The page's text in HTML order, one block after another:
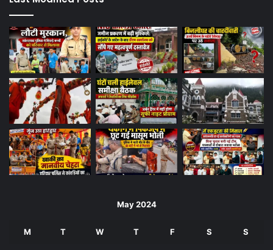
May 2024
M T W T F S S